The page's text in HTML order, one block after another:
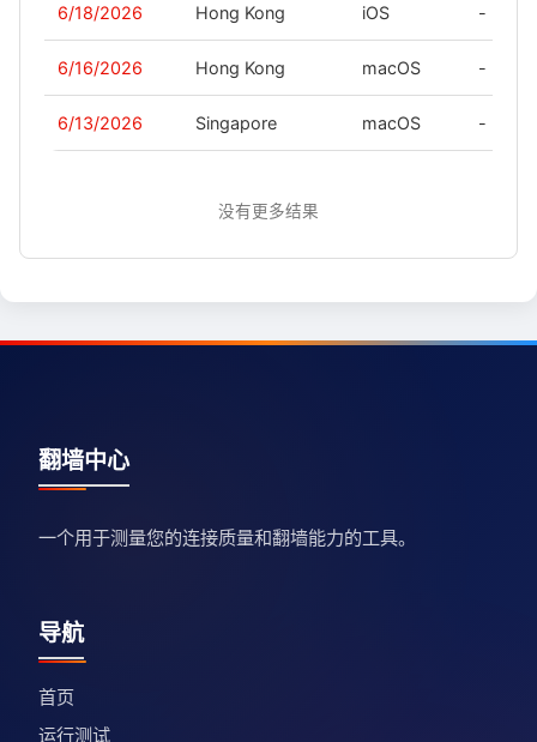
6/18/2026 Hong Kong iOS -
6/16/2026 Hong Kong macOS -
6/13/2026 Singapore macOS -
没有更多结果
翻墙中心
一个用于测量您的连接质量和翻墙能力的工具。
导航
首页
运行测试